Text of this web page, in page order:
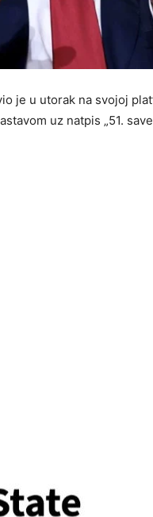
je u utorak na svojoj
uz natpis „51.